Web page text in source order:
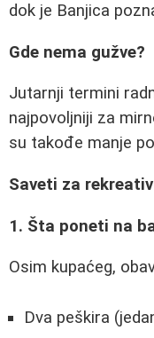
dok je Banjica
Gde nema gužve?
Jutarnji termini
najpovoljniji za
su takođe manje
Saveti za
1. Šta poneti na
Osim kupaćeg,
Dva peškira